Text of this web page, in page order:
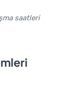
saatleri